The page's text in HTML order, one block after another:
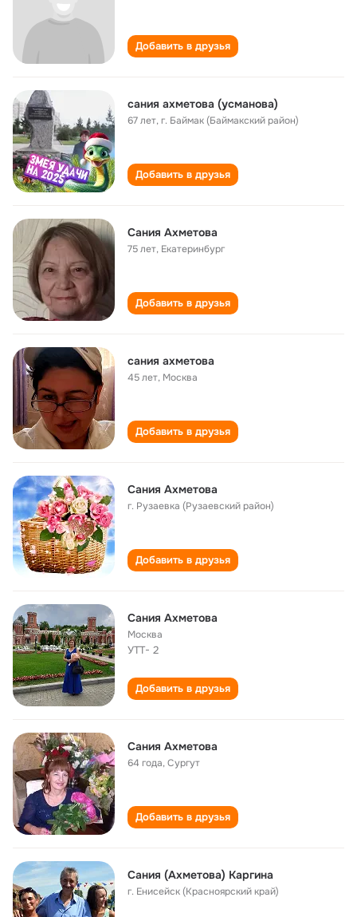
Добавить в друзья
сания ахметова (усманова)
67 лет,г. Баймак (Баймакский район)
Добавить в друзья
Сания Ахметова
75 лет, Екатеринбург
Добавить в друзья
сания ахметова
45 лет, Москва
Добавить в друзья
Сания Ахметова
г. Рузаевка (Рузаевский район)
Добавить в друзья
Сания Ахметова
Москва
УТТ- 2
Добавить в друзья
Сания Ахметова
64 года,Сургут
Добавить в друзья
Сания (Ахметова) Каргина
г. Енисейск (Красноярский край)